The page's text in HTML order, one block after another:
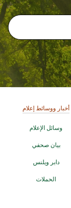
أخبار ووسائط إعلام
وسائل الإعلام
بيان صحفي
دابر ويلنس
الحملات